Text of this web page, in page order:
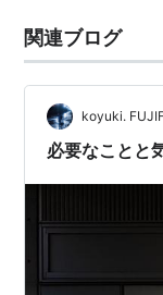
関連ブログ
koyuki.
必要なことと